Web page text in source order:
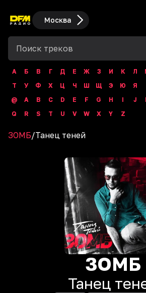
Москва
А Б В Г Д Е Ж З И К Л
Т
У Ф Х Ц Ч Ш Щ Э Ю
Я
@
A B C D E F G H I J
Q
R S T U V W X Y Z
ЗОМБ/Танец теней
ЗОМБ
Танец